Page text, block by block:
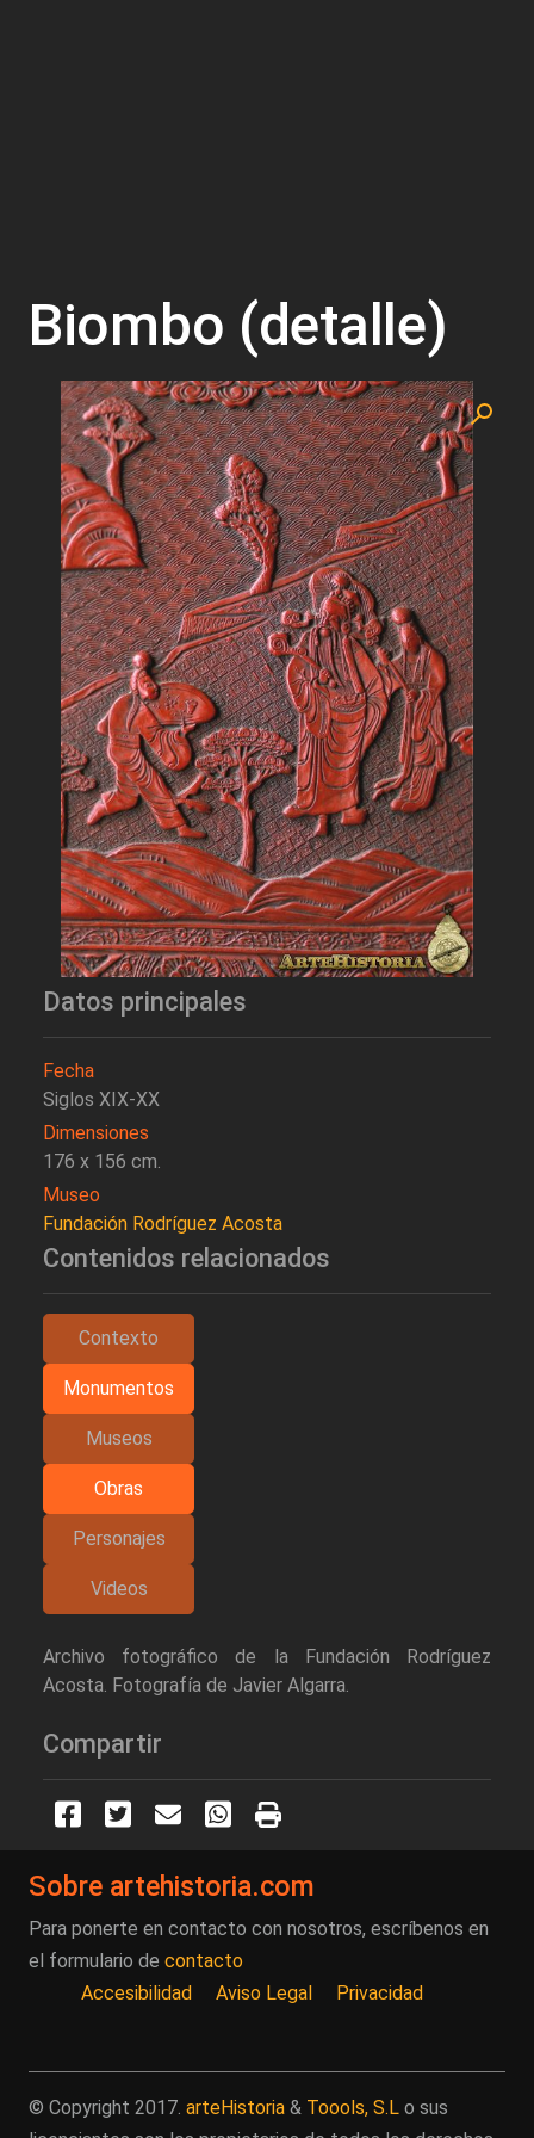
Biombo (detalle)
Datos principales
Fecha
Siglos XIX-XX
Dimensiones
176 x 156 cm.
Museo
Fundación Rodríguez Acosta
Contenidos relacionados
Contexto
Monumentos
Museos
Obras
Personajes
Videos
Archivo fotográfico de la Fundación Rodríguez
Acosta. Fotografía de Javier Algarra.
Compartir
Sobre artehistoria.com
Para ponerte en contacto con nosotros, escríbenos en
el formulario de contacto
Accesibilidad
Aviso Legal Privacidad
© Copyright 2017. arteHistoria & Toools, S.L o sus